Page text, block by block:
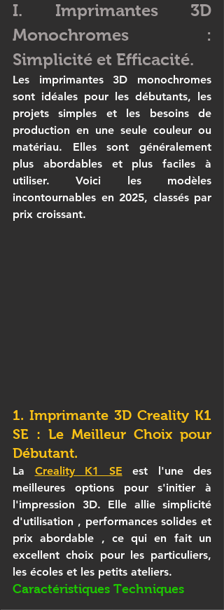
I. Imprimantes 3D
Monochromes :
Simplicité et Efficacité.
Les imprimantes 3D monochromes
sont idéales pour les débutants, les
projets simples et les besoins de
production en une seule couleur ou
matériau. Elles sont généralement
plus abordables et plus faciles à
utiliser. Voici les modèles
incontournables en 2025, classés par
prix croissant.
1. Imprimante 3D Creality K1
SE : Le Meilleur Choix pour
Débutant.
La Creality K1 SE est l'une des
meilleures options pour s'initier à
l'impression 3D. Elle allie simplicité
d'utilisation , performances solides
prix abordable , ce qui en fait un
excellent choix pour les particuliers,
les écoles et les petits ateliers.
Caractéristiques Techniques